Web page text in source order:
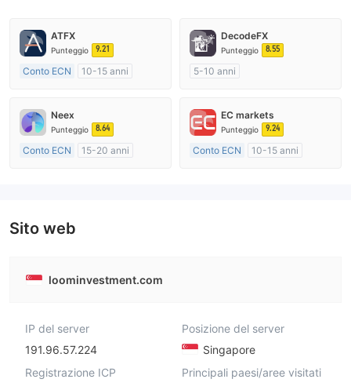
ATFX
Punteggio 9.21
Conto ECN
10-15 anni
Market Making (MM)
Etichetta principale MT4
DecodeFX
Punteggio 8.55
5-10 anni
Market Making (MM)
Etichetta principale MT4
Neex
Punteggio 8.64
Conto ECN
15-20 anni
EC markets
Punteggio 9.24
Conto ECN
10-15 anni
Sito web
loominvestment.com
IP del server
191.96.57.224
Posizione del server
Singapore
Registrazione ICP
Principali paesi/aree visitati